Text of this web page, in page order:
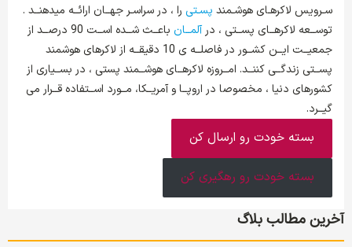
سـرویس لاکرهـای هوشـمند پسـتی را ، در سراسـر جهــان ارائــه میدهنــد .
توســعه لاکرهــای پســتی ، درآلمــان
باعــث شــده اســت 90 درصــد از
جمعیــت ایــن کشــور در فاصلــه ی 10 دقیقــه از لاکرهای هوشمند
پســتی زندگــی کننــد. امــروزه لاکرهــای هوشــمند پستی ، در بســیاری از
کشورهای دنیا ، مخصوصا در اروپــا و آمریــکا، مــورد اســتفاده قــرار می
گیــرد.
بسته خودت رو ارسال کن
بسته خودت رو رهگیری کن
آخرین مطالب بلاگ